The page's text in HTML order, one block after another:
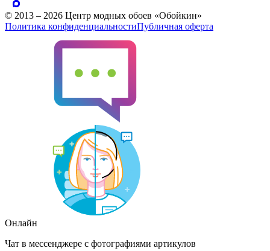
© 2013 – 2026 Центр модных обоев «Обойкин»
Политика конфиденциальностиПубличная оферта
Онлайн
Чат в мессенджере с фотографиями артикулов